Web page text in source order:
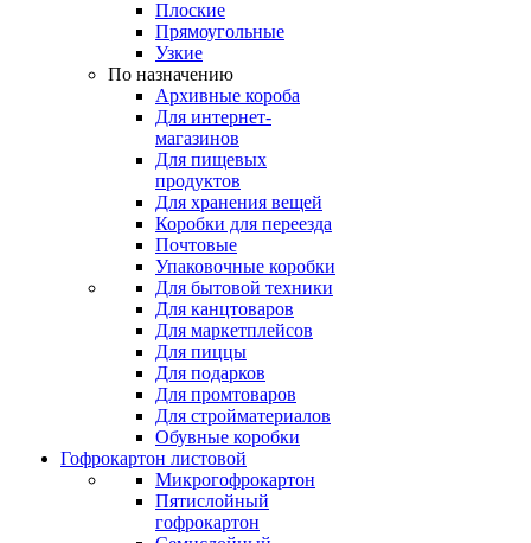
Плоские
Прямоугольные
Узкие
По назначению
Архивные короба
Для интернет-
магазинов
Для пищевых
продуктов
Для хранения вещей
Коробки для переезда
Почтовые
Упаковочные коробки
Для бытовой техники
Для канцтоваров
Для маркетплейсов
Для пиццы
Для подарков
Для промтоваров
Для стройматериалов
Обувные коробки
Гофрокартон листовой
Микрогофрокартон
Пятислойный
гофрокартон